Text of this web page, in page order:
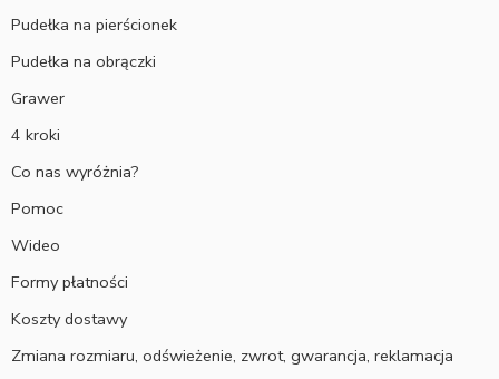
Pudełka na pierścionek
Pudełka na obrączki
Grawer
4 kroki
Co nas wyróżnia?
Pomoc
Wideo
Formy płatności
Koszty dostawy
Zmiana rozmiaru, odświeżenie, zwrot, gwarancja, reklamacja